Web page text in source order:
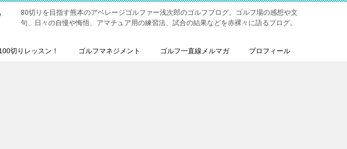
80切りを目指す熊本のアベレージゴルファー浅次郎のゴルフブログ。ゴルフ場の感想や文
句、日々の自慢や悔悟、アマチュア用の練習法、試合の結果などを赤裸々に語るブログ。
切りレッスン！ ゴルフマネジメント ゴルフ一直線メルマガ プロフィール